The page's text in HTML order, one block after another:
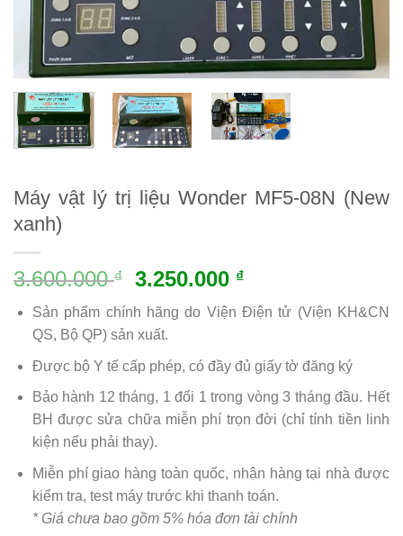
Máy vật lý trị liệu Wonder MF5-08N (New
xanh)
3.600.000₫ 3.250.000 ₫
Sản phẩm chính hãng do Viện Điện tử (Viện KH&CN
QS, Bộ QP) sản xuất.
Được bộ Y tế cấp phép, có đầy đủ giấy tờ đăng ký
Bảo hành 12 tháng, 1 đổi 1 trong vòng 3 tháng đầu. Hết
BH được sửa chữa miễn phí trọn đời (chỉ tính tiền linh
kiện nếu phải thay).
Miễn phí giao hàng toàn quốc, nhận hàng tại nhà được
kiểm tra, test máy trước khi thanh toán.
* Giá chưa bao gồm 5% hóa đơn tài chính